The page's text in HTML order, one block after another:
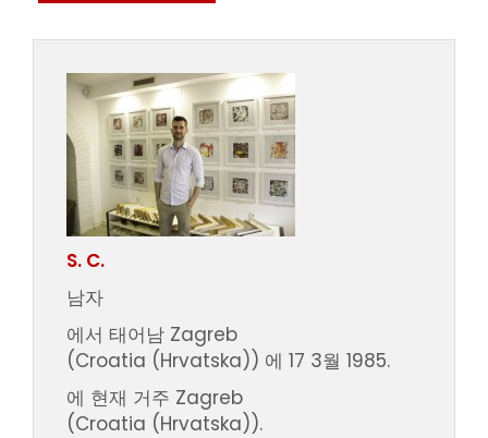
S. C.
남자
에서 태어남 Zagreb
(Croatia (Hrvatska)) 에 17 3월 1985.
에 현재 거주 Zagreb
(Croatia (Hrvatska)).